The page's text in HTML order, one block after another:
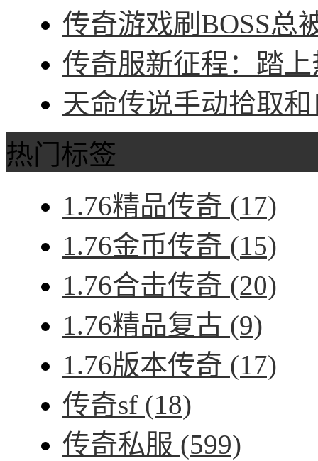
传奇游戏刷BOSS总
传奇服新征程：踏
天命传说手动拾取
热门标签
1.76精品传奇 (17)
1.76金币传奇 (15)
1.76合击传奇 (20)
1.76精品复古 (9)
1.76版本传奇 (17)
传奇sf (18)
传奇私服 (599)